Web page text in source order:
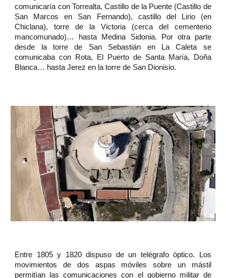
comunicaría con Torrealta, Castillo de la Puente (Castillo de
San Marcos en San Fernando), castillo del Lirio (en
Chiclana), torre de la Victoria (cerca del cementerio
mancomunado)… hasta Medina Sidonia. Por otra parte
desde la torre de San Sebastián en La Caleta se
comunicaba con Rota, El Puerto de Santa María, Doña
Blanca… hasta Jerez en la torre de San Dionisio.
Entre 1805 y 1820 dispuso de un telégrafo óptico. Los
movimientos de dos aspas móviles sobre un mástil
permitían las comunicaciones con el gobierno militar de